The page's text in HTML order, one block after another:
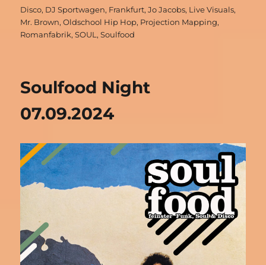
Schlagwörter
Disco, DJ Sportwagen, Frankfurt,Jo Jacobs, Live Visuals,
Mr. Brown,Oldschool Hip Hop, Projection Mapping,
Romanfabrik,SOUL ,Soulfood
Soulfood Night
07.09.2024